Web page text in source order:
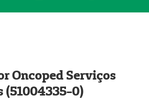
Oncoped Serviços
(51004335-0)